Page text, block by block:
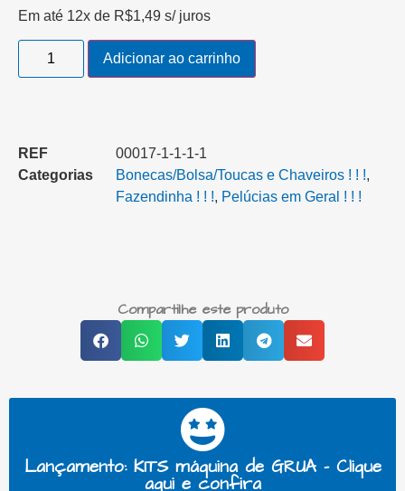
Em até 12x de R$1,49 s/ juros
Adicionar ao carrinho
REF
00017-1-1-1-1
Categorias
Bonecas/Bolsa/Toucas e Chaveiros ! ! !,
Fazendinha ! ! !, Pelúcias em Geral ! ! !
Compartilhe este produto
Lançamento: KITS máquina de GRUA - Clique
aqui e confira